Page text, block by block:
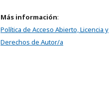
Más información:
Política de Acceso Abierto, Licencia y
Derechos de Autor/a